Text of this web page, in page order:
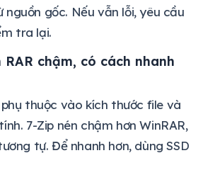
gốc. Nếu vẫn lỗi, yêu cầu
tra lại.
chậm, có cách nhanh
thuộc vào kích thước file và
7-Zip nén chậm hơn WinRAR,
tự. Để nhanh hơn, dùng SSD